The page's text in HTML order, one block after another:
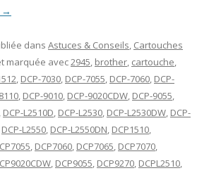
→
dans Astuces & Conseils, Cartouches
marquée avec2945, brother, cartouche,
, DCP-7030, DCP-7055, DCP-7060, DCP-
, DCP-9010, DCP-9020CDW, DCP-9055,
, DCP-L2510D, DCP-L2530, DCP-L2530DW, DCP-
DCP-L2550, DCP-L2550DN, DCP1510,
, DCP7060, DCP7065, DCP7070,
, DCP9055, DCP9270, DCPL2510,